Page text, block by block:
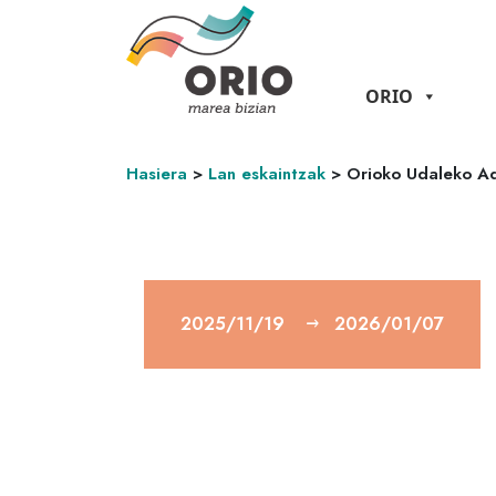
ORIO
Hasiera > Lan eskaintzak > Orioko Udaleko
2025/11/19 2026/01/07